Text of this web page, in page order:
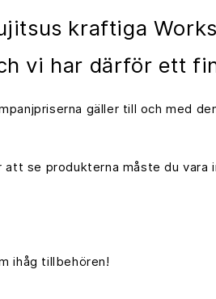
kraftiga
vi har därför ett
gäller till och med
att se produkterna måste du vara
ihåg tillbehören!